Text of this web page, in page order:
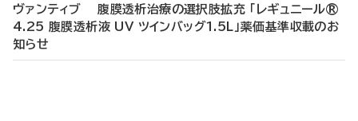
ヴァンティブ 腹膜透析治療の選択肢拡充 「レギュニール®
4.25 腹膜透析液 UV ツインバッグ1.5L」薬価基準収載のお
知らせ